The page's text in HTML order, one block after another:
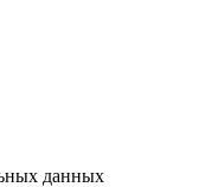
данных